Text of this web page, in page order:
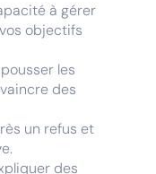
à gérer
objectifs
les
des
un refus et
des